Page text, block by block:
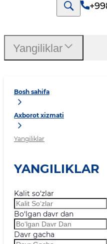
Bosh sahifa
Axborot xizmati
Yangiliklar
YANGILIKLAR
Kalit so‘zlar
Bo‘lgan davr dan
Davr gacha
Yangiliklar